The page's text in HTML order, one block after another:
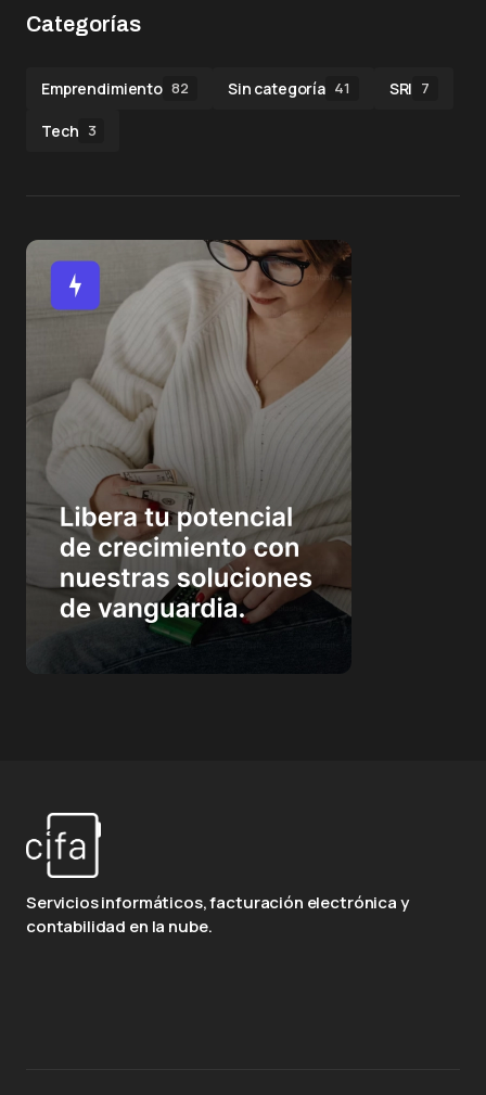
Categorías
Emprendimiento 82 Sin categoría 41 SRI 7
Tech 3
Servicios informáticos, facturación electrónica y
contabilidad en la nube.